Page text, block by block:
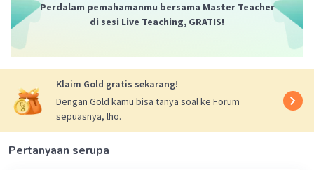
Perdalam pemahamanmu bersama Master Teacher
di sesi Live Teaching, GRATIS!
Klaim Gold gratis sekarang!
Dengan Gold kamu bisa tanya soal ke Forum
sepuasnya, lho.
Pertanyaan serupa